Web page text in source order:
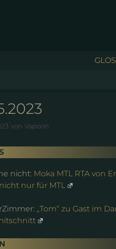
von Vapoon
nicht: Moka MTL RTA von
nur für MTL
„Tom“ zu Gast im